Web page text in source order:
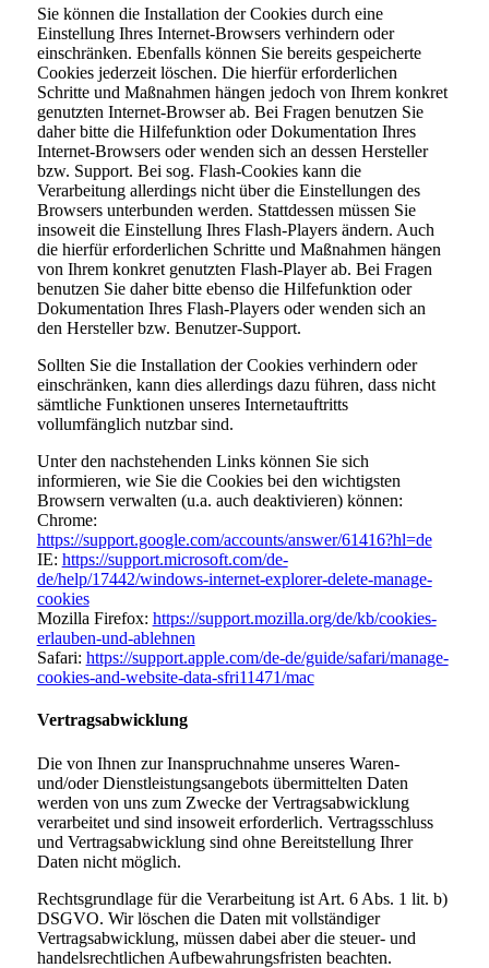
Sie können die Installation der Cookies durch eine
Einstellung Ihres Internet-Browsers verhindern oder
einschränken. Ebenfalls können Sie bereits gespeicherte
Cookies jederzeit löschen. Die hierfür erforderlichen
Schritte und Maßnahmen hängen jedoch von Ihrem konkret
genutzten Internet-Browser ab. Bei Fragen benutzen Sie
daher bitte die Hilfefunktion oder Dokumentation Ihres
Internet-Browsers oder wenden sich an dessen Hersteller
bzw. Support. Bei sog. Flash-Cookies kann die
Verarbeitung allerdings nicht über die Einstellungen des
Browsers unterbunden werden. Stattdessen müssen Sie
insoweit die Einstellung Ihres Flash-Players ändern. Auch
die hierfür erforderlichen Schritte und Maßnahmen hängen
von Ihrem konkret genutzten Flash-Player ab. Bei Fragen
benutzen Sie daher bitte ebenso die Hilfefunktion oder
Dokumentation Ihres Flash-Players oder wenden sich an
den Hersteller bzw. Benutzer-Support.
Sollten Sie die Installation der Cookies verhindern oder
einschränken, kann dies allerdings dazu führen, dass nicht
sämtliche Funktionen unseres Internetauftritts
vollumfänglich nutzbar sind.
Unter den nachstehenden Links können Sie sich
informieren, wie Sie die Cookies bei den wichtigsten
Browsern verwalten (u.a. auch deaktivieren) können:
Chrome:
https://support.google.com/accounts/answer/61416?hl=de
IE: https://support.microsoft.com/de-
de/help/17442/windows-internet-explorer-delete-manage-
cookies
Mozilla Firefox: https://support.mozilla.org/de/kb/cookies-
erlauben-und-ablehnen
Safari: https://support.apple.com/de-de/guide/safari/manage-
cookies-and-website-data-sfri11471/mac
Vertragsabwicklung
Die von Ihnen zur Inanspruchnahme unseres Waren-
und/oder Dienstleistungsangebots übermittelten Daten
werden von uns zum Zwecke der Vertragsabwicklung
verarbeitet und sind insoweit erforderlich. Vertragsschluss
und Vertragsabwicklung sind ohne Bereitstellung Ihrer
Daten nicht möglich.
Rechtsgrundlage für die Verarbeitung ist Art. 6 Abs. 1 lit. b)
DSGVO. Wir löschen die Daten mit vollständiger
Vertragsabwicklung, müssen dabei aber die steuer- und
handelsrechtlichen Aufbewahrungsfristen beachten.